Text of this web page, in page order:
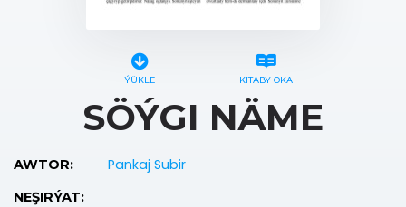
ÝÜKLE KITABY OKA
SÖÝGI NÄME
AWTOR: Pankaj Subir
NEŞIRÝAT: